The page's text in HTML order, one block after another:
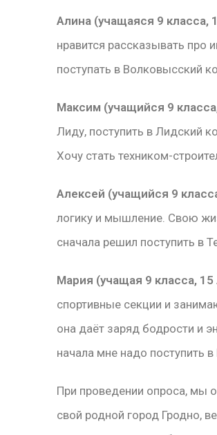
Алина (учащаяся 9 класса,
нравится рассказывать про
поступать в Волковысский
Максим (учащийся 9
Лиду, поступить в Лидский
Хочу стать техником-
Алексей (учащийся 9
логику и мышление. Свою
сначала решил поступить в
Мария (учащая 9 класса, 15
спортивные секции и
она даёт заряд бодрости и
начала мне надо поступить
При проведении опроса, мы
свой родной город Гродно,